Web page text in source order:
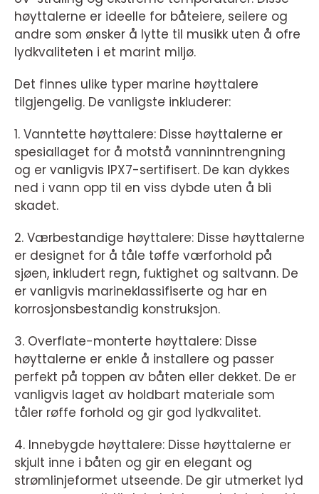
høyttalerne er ideelle for båteiere, seilere og
andre som ønsker å lytte til musikk uten å ofre
lydkvaliteten i et marint miljø.
Det finnes ulike typer marine høyttalere
tilgjengelig. De vanligste inkluderer:
1. Vanntette høyttalere: Disse høyttalerne er
spesiallaget for å motstå vanninntrengning
og er vanligvis IPX7-sertifisert. De kan dykkes
ned i vann opp til en viss dybde uten å bli
skadet.
2. Værbestandige høyttalere: Disse høyttalerne
er designet for å tåle tøffe værforhold på
sjøen, inkludert regn, fuktighet og saltvann. De
er vanligvis marineklassifiserte og har en
korrosjonsbestandig konstruksjon.
3. Overflate-monterte høyttalere: Disse
høyttalerne er enkle å installere og passer
perfekt på toppen av båten eller dekket. De er
vanligvis laget av holdbart materiale som
tåler røffe forhold og gir god lydkvalitet.
4. Innebygde høyttalere: Disse høyttalerne er
skjult inne i båten og gir en elegant og
strømlinjeformet utseende. De gir utmerket lyd